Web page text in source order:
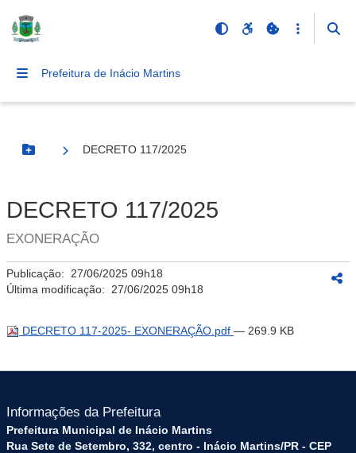
Prefeitura de Inácio Martins
Botão Menu
DECRETO 117/2025
DECRETO 117/2025
EXONERAÇÃO
Publicação: 27/06/2025 09h18
Última modificação: 27/06/2025 09h18
DECRETO 117-2025- EXONERAÇÃO.pdf — 269.9 KB
Informações da Prefeitura
Prefeitura Municipal de Inácio Martins
Rua Sete de Setembro, 332, centro - Inácio Martins/PR - CEP